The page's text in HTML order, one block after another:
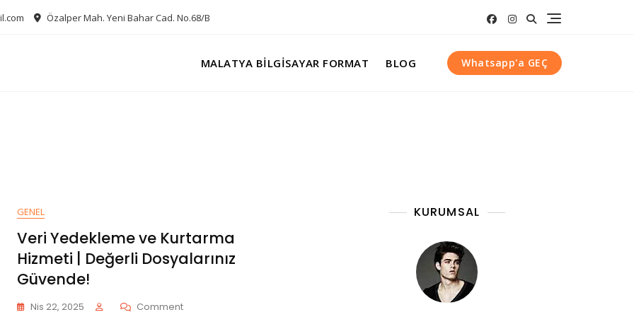
Özalper Mah. Yeni Bahar Cad. No.68/B
MALATYA BILGISAYAR FORMAT BLOG Whatsapp'a GEÇ
GENEL
Veri Yedekleme ve Kurtarma
Hizmeti | Değerli Dosyalarınız
Güvende!
Nis 22, 2025 CommentOn
KURUMSAL